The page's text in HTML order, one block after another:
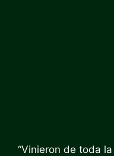
“Vinieron de toda